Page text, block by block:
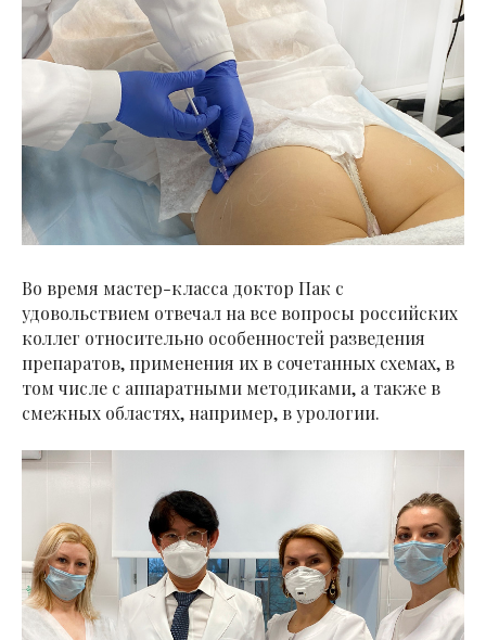
Во время мастер-класса доктор Пак с
удовольствием отвечал на все вопросы российских
коллег относительно особенностей разведения
препаратов, применения их в сочетанных схемах, в
том числе с аппаратными методиками, а также в
смежных областях, например, в урологии.